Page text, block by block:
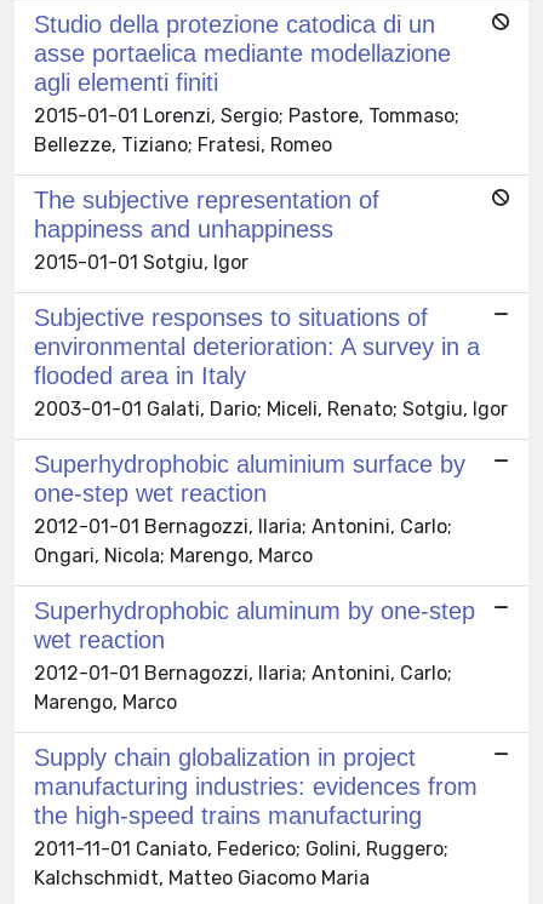
Studio della protezione catodica di un
asse portaelica mediante modellazione
agli elementi finiti
2015-01-01 Lorenzi, Sergio; Pastore, Tommaso;
Bellezze, Tiziano; Fratesi, Romeo
The subjective representation of
happiness and unhappiness
2015-01-01 Sotgiu, Igor
Subjective responses to situations of
environmental deterioration: A survey in a
flooded area in Italy
2003-01-01 Galati, Dario; Miceli, Renato; Sotgiu, Igor
Superhydrophobic aluminium surface by
one-step wet reaction
2012-01-01 Bernagozzi, Ilaria; Antonini, Carlo;
Ongari, Nicola; Marengo, Marco
Superhydrophobic aluminum by one-step
wet reaction
2012-01-01 Bernagozzi, Ilaria; Antonini, Carlo;
Marengo, Marco
Supply chain globalization in project
manufacturing industries: evidences from
the high-speed trains manufacturing
2011-11-01 Caniato, Federico; Golini, Ruggero;
Kalchschmidt, Matteo Giacomo Maria